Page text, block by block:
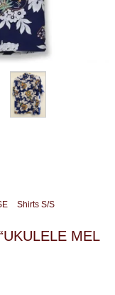
Shirts S/S
MEL